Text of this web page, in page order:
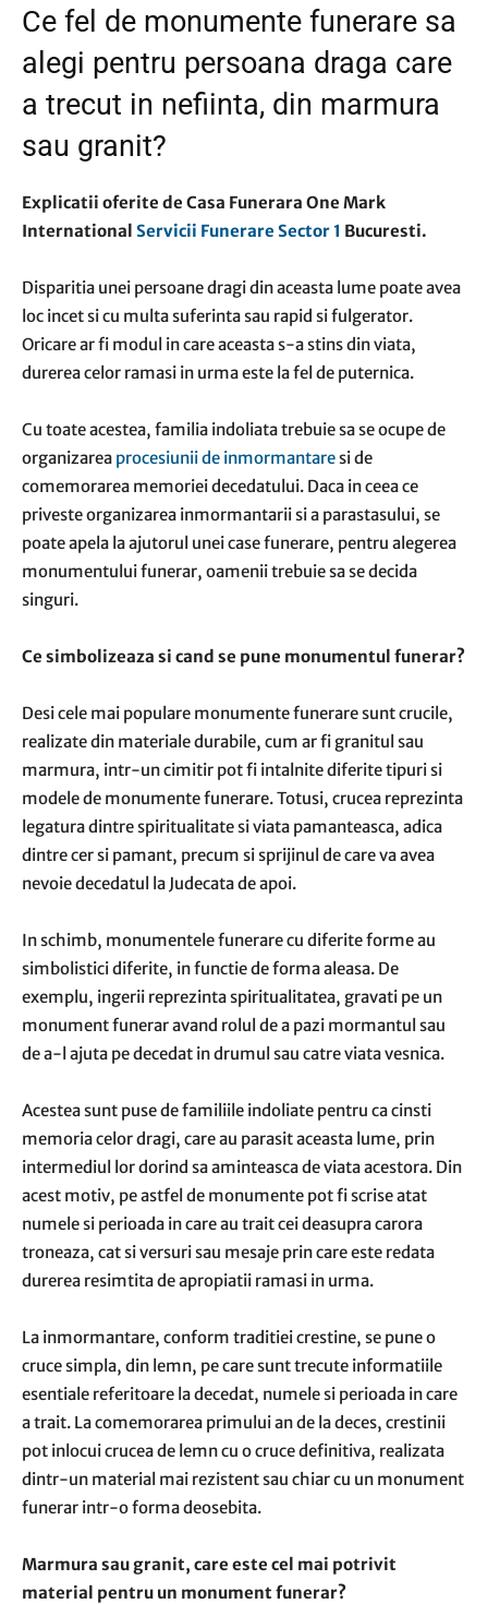
Ce fel de monumente funerare sa
alegi pentru persoana draga care
a trecut in nefiinta, din marmura
sau granit?
Explicatii oferite de Casa Funerara One Mark
International Servicii Funerare Sector 1 Bucuresti.
Disparitia unei persoane dragi din aceasta lume poate avea
loc incet si cu multa suferinta sau rapid si fulgerator.
Oricare ar fi modul in care aceasta s-a stins din viata,
durerea celor ramasi in urma este la fel de puternica.
Cu toate acestea, familia indoliata trebuie sa se ocupe de
organizarea procesiunii de inmormantaresi de
comemorarea memoriei decedatului. Daca in ceea ce
priveste organizarea inmormantarii si a parastasului, se
poate apela la ajutorul unei case funerare, pentru alegerea
monumentului funerar, oamenii trebuie sa se decida
singuri.
Ce simbolizeaza si cand se pune monumentul funerar?
Desi cele mai populare monumente funerare sunt crucile,
realizate din materiale durabile, cum ar fi granitul sau
marmura, intr-un cimitir pot fi intalnite diferite tipuri si
modele de monumente funerare. Totusi, crucea reprezinta
legatura dintre spiritualitate si viata pamanteasca, adica
dintre cer si pamant, precum si sprijinul de care va avea
nevoie decedatul la Judecata de apoi.
In schimb, monumentele funerare cu diferite forme au
simbolistici diferite, in functie de forma aleasa. De
exemplu, ingerii reprezinta spiritualitatea, gravati pe un
monument funerar avand rolul de a pazi mormantul sau
de a-l ajuta pe decedat in drumul sau catre viata vesnica.
Acestea sunt puse de familiile indoliate pentru ca cinsti
memoria celor dragi, care au parasit aceasta lume, prin
intermediul lor dorind sa aminteasca de viata acestora. Din
acest motiv, pe astfel de monumente pot fi scrise atat
numele si perioada in care au trait cei deasupra carora
troneaza, cat si versuri sau mesaje prin care este redata
durerea resimtita de apropiatii ramasi in urma.
La inmormantare, conform traditiei crestine, se pune o
cruce simpla, din lemn, pe care sunt trecute informatiile
esentiale referitoare la decedat, numele si perioada in care
a trait. La comemorarea primului an de la deces, crestinii
pot inlocui crucea de lemn cu o cruce definitiva, realizata
dintr-un material mai rezistent sau chiar cu un monument
funerar intr-o forma deosebita.
Marmura sau granit, care este cel mai potrivit
material pentru un monument funerar?